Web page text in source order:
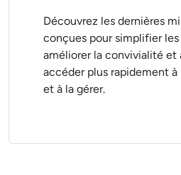
Découvrez les dernières
conçues pour simplifier
améliorer la convivialité et
accéder plus rapidement
et à la gérer.